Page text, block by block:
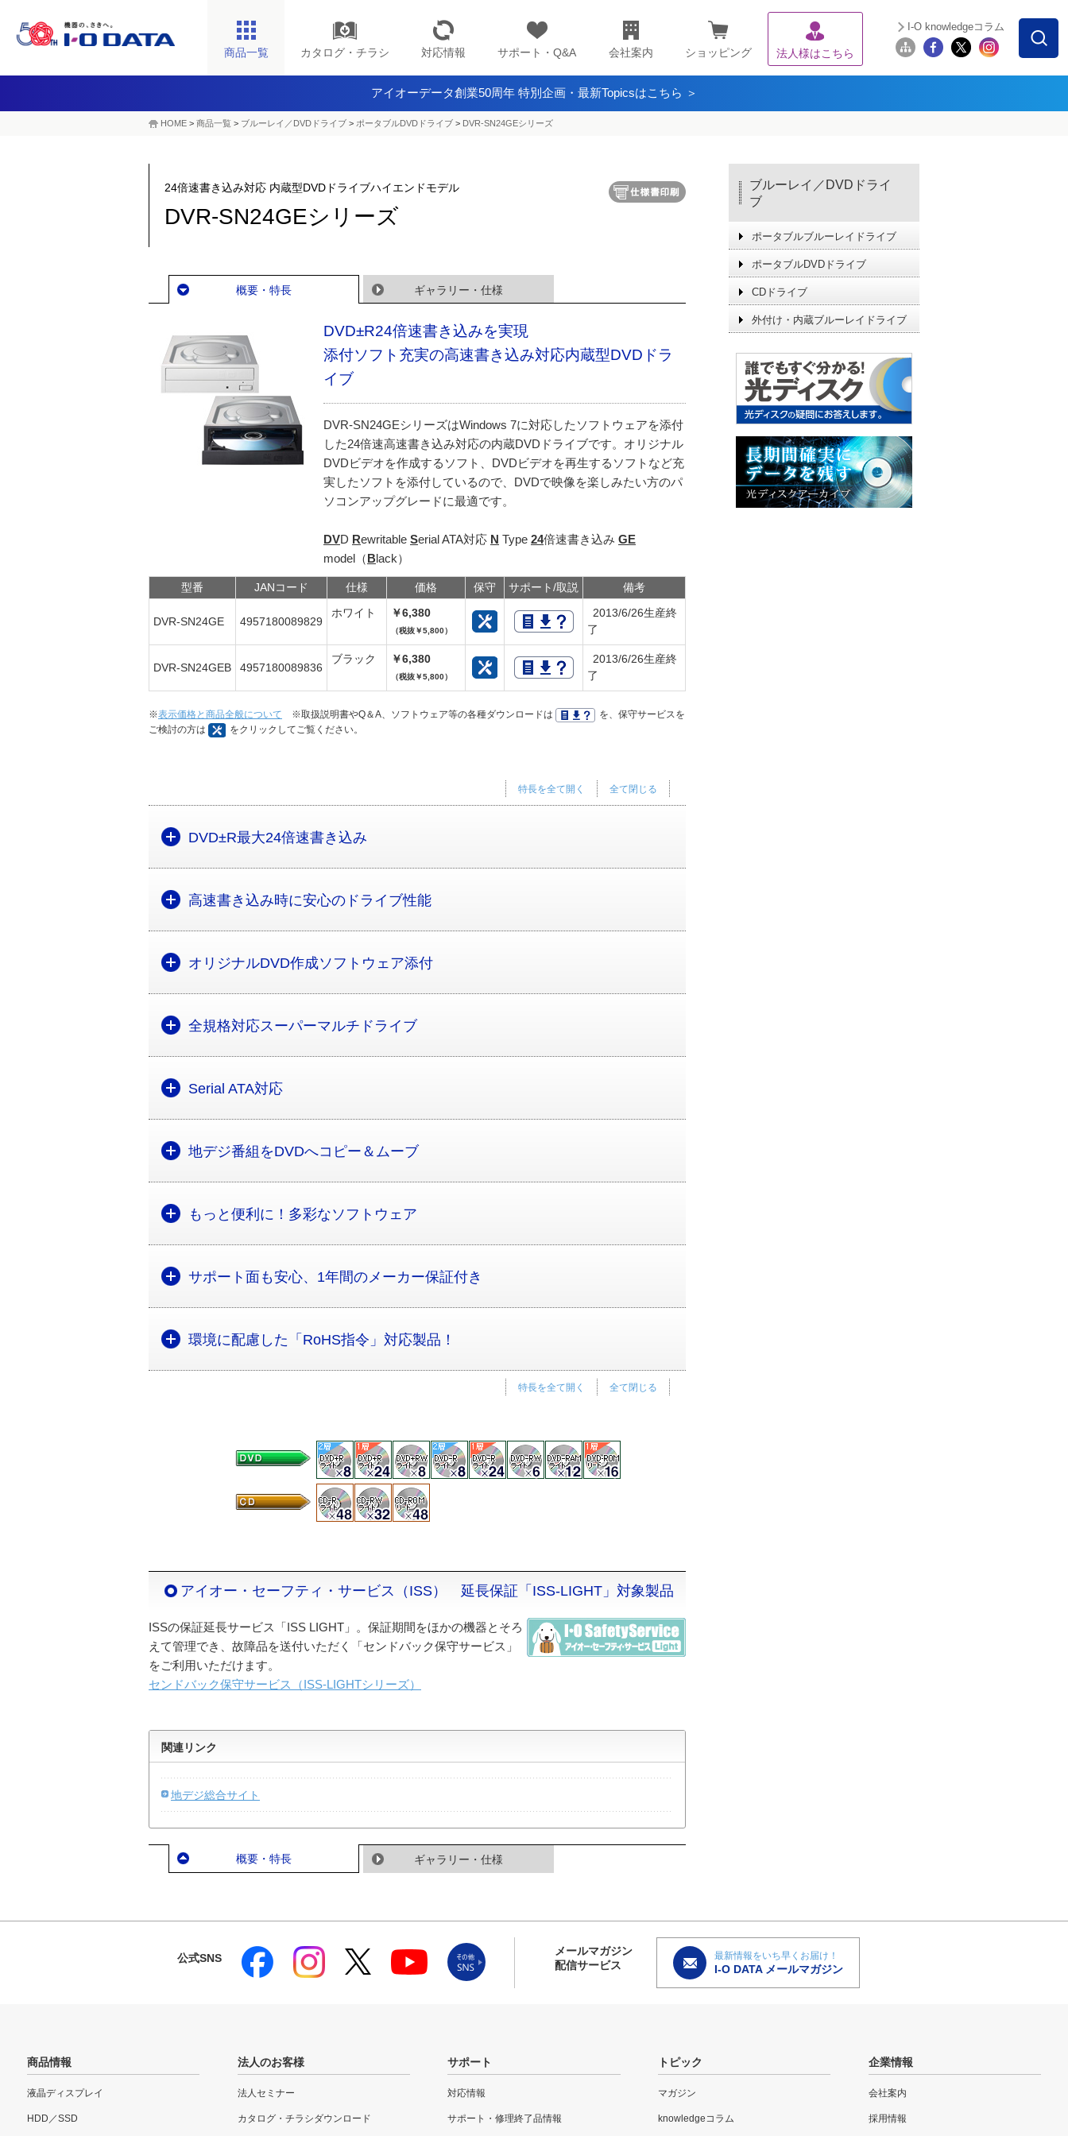
商品一覧 カタログ・チラシ 対応情報 サポート・Q&A 会社案内 ショッピング 法人様はこちら
I-O knowledgeコラム
アイオーデータ創業50周年 特別企画・最新Topicsはこちら ＞
HOME > 商品一覧 > ブルーレイ／DVDドライブ > ポータブルDVDドライブ > DVR-SN24GEシリーズ
24倍速書き込み対応 内蔵型DVDドライブハイエンドモデル
DVR-SN24GEシリーズ
概要・特長 ギャラリー・仕様
DVD±R24倍速書き込みを実現
添付ソフト充実の高速書き込み対応内蔵型DVDドラ
イブ
DVR-SN24GEシリーズはWindows 7に対応したソフトウェアを添付
した24倍速高速書き込み対応の内蔵DVDドライブです。オリジナル
DVDビデオを作成するソフト、DVDビデオを再生するソフトなど充
実したソフトを添付しているので、DVDで映像を楽しみたい方のパ
ソコンアップグレードに最適です。
DVD Rewritable Serial ATA対応 N Type 24倍速書き込み GE
model（Black）
型番 JANコード 仕様 価格 保守 サポート/取説 備考
DVR-SN24GE 4957180089829
ホワイト ￥6,380
（税抜￥5,800）
2013/6/26生産終
了
DVR-SN24GEB 4957180089836
ブラック ￥6,380
（税抜￥5,800）
2013/6/26生産終
了
※表示価格と商品全般について ※取扱説明書やQ＆A、ソフトウェア等の各種ダウンロードは
を、保守サービスを
ご検討の方は
をクリックしてご覧ください。
全て閉じる
特長を全て開く
DVD±R最大24倍速書き込み
高速書き込み時に安心のドライブ性能
オリジナルDVD作成ソフトウェア添付
全規格対応スーパーマルチドライブ
Serial ATA対応
地デジ番組をDVDへコピー＆ムーブ
もっと便利に！多彩なソフトウェア
サポート面も安心、1年間のメーカー保証付き
環境に配慮した「RoHS指令」対応製品！
全て閉じる
特長を全て開く
アイオー・セーフティ・サービス（ISS） 延長保証「ISS-LIGHT」対象製品
ISSの保証延長サービス「ISS LIGHT」。保証期間をほかの機器とそろ
えて管理でき、故障品を送付いただく「センドバック保守サービス」
をご利用いただけます。
センドバック保守サービス（ISS-LIGHTシリーズ）
関連リンク
地デジ総合サイト
概要・特長 ギャラリー・仕様
ブルーレイ／DVDドライ
ブ
ポータブルブルーレイドライブ
ポータブルDVDドライブ
CDドライブ
外付け・内蔵ブルーレイドライブ
公式SNS
メールマガジン
配信サービス
最新情報をいち早くお届け！
I-O DATA メールマガジン
商品情報
液晶ディスプレイ
HDD／SSD
法人のお客様
法人セミナー
カタログ・チラシダウンロード
サポート
対応情報
サポート・修理終了品情報
トピック
マガジン
knowledgeコラム
企業情報
会社案内
採用情報